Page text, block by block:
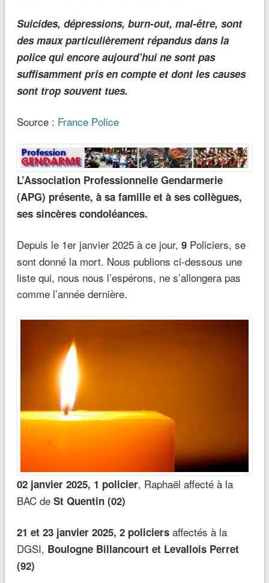
Suicides, dépressions, burn-out, mal-être, sont
des maux particulièrement répandus dans la
police qui encore aujourd’hui ne sont pas
suffisamment pris en compte et dont les causes
sont trop souvent tues.
Source : France Police
L’Association Professionnelle Gendarmerie
(APG) présente, à sa famille et à ses collègues,
ses sincères condoléances.
Depuis le 1er janvier 2025 à ce jour, 9Policiers, se
sont donné la mort. Nous publions ci-dessous une
liste qui, nous nous l’espérons, ne s’allongera pas
comme l’année dernière.
02 janvier 2025, 1 policier, Raphaël affecté à la
BAC de St Quentin (02)
21 et 23 janvier 2025, 2 policiersaffectés à la
DGSI, Boulogne Billancourt et Levallois Perret
(92)